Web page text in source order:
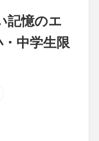
記憶のエ
中学生限